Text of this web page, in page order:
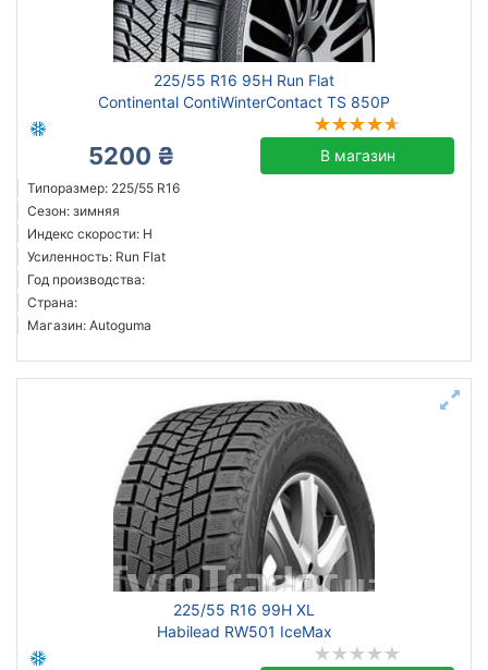
225/55 R16 95H Run Flat
Continental ContiWinterContact TS 850P
5200 ₴ В магазин
Типоразмер: 225/55 R16
Сезон: зимняя
Индекс скорости: H
Усиленность: Run Flat
Год производства:
Страна:
Магазин: Autoguma
225/55 R16 99H XL
Habilead RW501 IceMax